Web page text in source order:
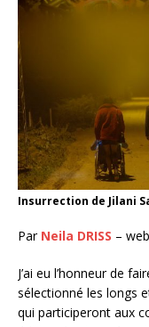
Insurrection de Jilani
Par Neila DRISS –
J’ai eu l’honneur de
sélectionné les longs
qui participeront aux